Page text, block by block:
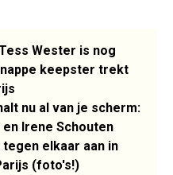
Wester is nog
keepster trekt
nu al van je scherm:
Irene Schouten
elkaar aan in
(foto's!)